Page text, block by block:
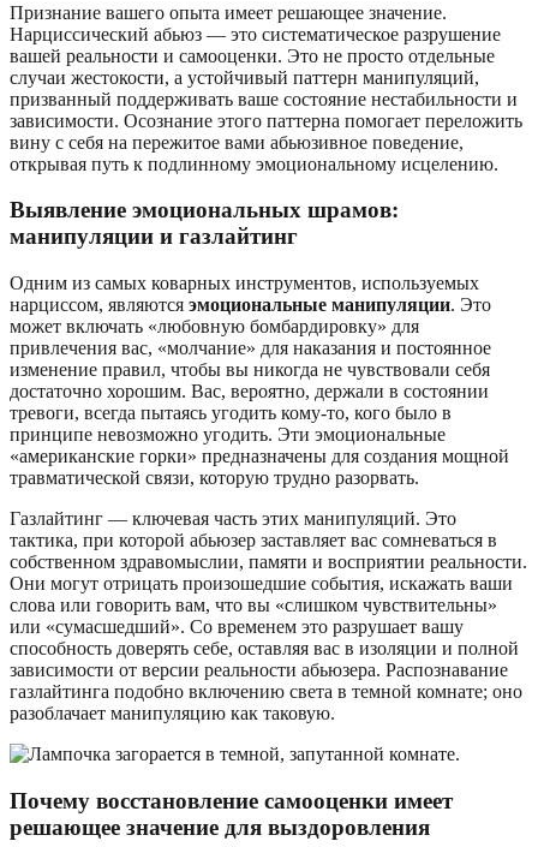
Признание вашего опыта имеет решающее значение.
Нарциссический абьюз — это систематическое разрушение
вашей реальности и самооценки. Это не просто отдельные
случаи жестокости, а устойчивый паттерн манипуляций,
призванный поддерживать ваше состояние нестабильности и
зависимости. Осознание этого паттерна помогает переложить
вину с себя на пережитое вами абьюзивное поведение,
открывая путь к подлинному эмоциональному исцелению.
Выявление эмоциональных шрамов:
манипуляции и газлайтинг
Одним из самых коварных инструментов, используемых
нарциссом, являются эмоциональные манипуляции. Это
может включать «любовную бомбардировку» для
привлечения вас, «молчание» для наказания и постоянное
изменение правил, чтобы вы никогда не чувствовали себя
достаточно хорошим. Вас, вероятно, держали в состоянии
тревоги, всегда пытаясь угодить кому-то, кого было в
принципе невозможно угодить. Эти эмоциональные
«американские горки» предназначены для создания мощной
травматической связи, которую трудно разорвать.
Газлайтинг — ключевая часть этих манипуляций. Это
тактика, при которой абьюзер заставляет вас сомневаться в
собственном здравомыслии, памяти и восприятии реальности.
Они могут отрицать произошедшие события, искажать ваши
слова или говорить вам, что вы «слишком чувствительны»
или «сумасшедший». Со временем это разрушает вашу
способность доверять себе, оставляя вас в изоляции и полной
зависимости от версии реальности абьюзера. Распознавание
газлайтинга подобно включению света в темной комнате; оно
разоблачает манипуляцию как таковую.
Почему восстановление самооценки имеет
решающее значение для выздоровления